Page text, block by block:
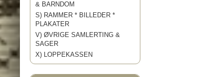
& BARNDOM
S) RAMMER * BILLEDER *
PLAKATER
V) ØVRIGE SAMLERTING &
SAGER
X) LOPPEKASSEN